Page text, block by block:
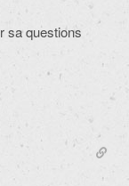
sa questions